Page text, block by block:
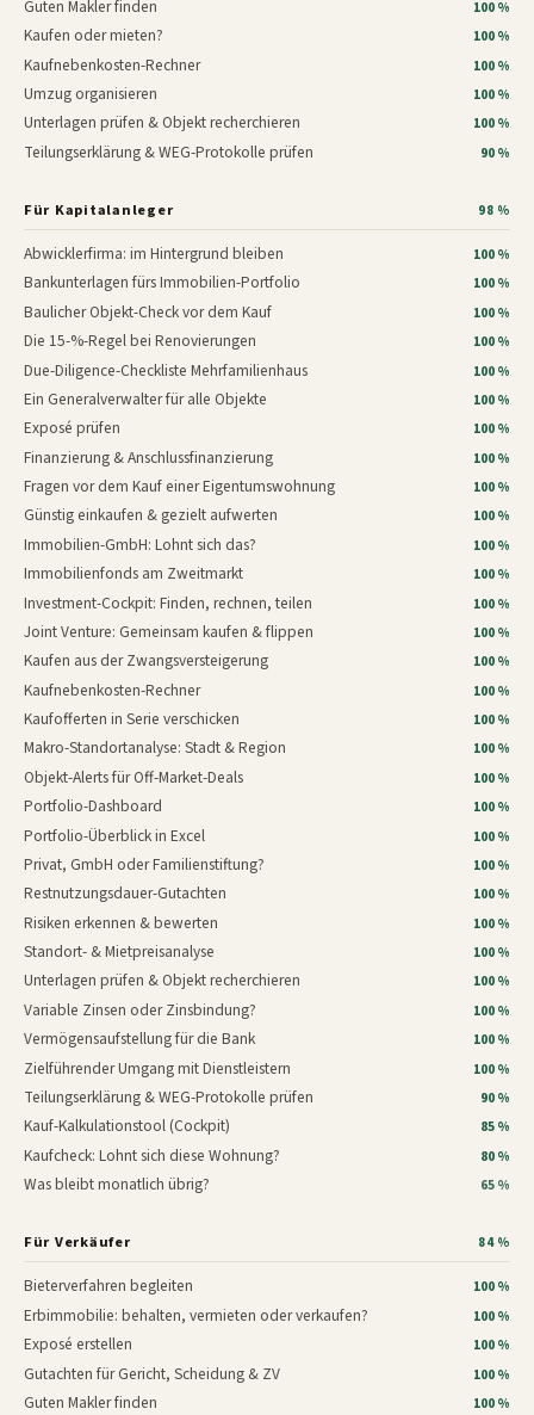
Guten Makler finden 100 %
Kaufen oder mieten? 100 %
Kaufnebenkosten-Rechner 100 %
Umzug organisieren 100 %
Unterlagen prüfen & Objekt recherchieren 100 %
Teilungserklärung & WEG-Protokolle prüfen 90 %
Für Kapitalanleger 98 %
Abwicklerfirma: im Hintergrund bleiben 100 %
Bankunterlagen fürs Immobilien-Portfolio 100 %
Baulicher Objekt-Check vor dem Kauf 100 %
Die 15-%-Regel bei Renovierungen 100 %
Due-Diligence-Checkliste Mehrfamilienhaus 100 %
Ein Generalverwalter für alle Objekte 100 %
Exposé prüfen 100 %
Finanzierung & Anschlussfinanzierung 100 %
Fragen vor dem Kauf einer Eigentumswohnung 100 %
Günstig einkaufen & gezielt aufwerten 100 %
Immobilien-GmbH: Lohnt sich das? 100 %
Immobilienfonds am Zweitmarkt 100 %
Investment-Cockpit: Finden, rechnen, teilen 100 %
Joint Venture: Gemeinsam kaufen & flippen 100 %
Kaufen aus der Zwangsversteigerung 100 %
Kaufnebenkosten-Rechner 100 %
Kaufofferten in Serie verschicken 100 %
Makro-Standortanalyse: Stadt & Region 100 %
Objekt-Alerts für Off-Market-Deals 100 %
Portfolio-Dashboard 100 %
Portfolio-Überblick in Excel 100 %
Privat, GmbH oder Familienstiftung? 100 %
Restnutzungsdauer-Gutachten 100 %
Risiken erkennen & bewerten 100 %
Standort- & Mietpreisanalyse 100 %
Unterlagen prüfen & Objekt recherchieren 100 %
Variable Zinsen oder Zinsbindung? 100 %
Vermögensaufstellung für die Bank 100 %
Zielführender Umgang mit Dienstleistern 100 %
Teilungserklärung & WEG-Protokolle prüfen 90 %
Kauf-Kalkulationstool (Cockpit) 85 %
Kaufcheck: Lohnt sich diese Wohnung? 80 %
Was bleibt monatlich übrig? 65 %
Für Verkäufer 84 %
Bieterverfahren begleiten 100 %
Erbimmobilie: behalten, vermieten oder verkaufen? 100 %
Exposé erstellen 100 %
Gutachten für Gericht, Scheidung & ZV 100 %
Guten Makler finden 100 %